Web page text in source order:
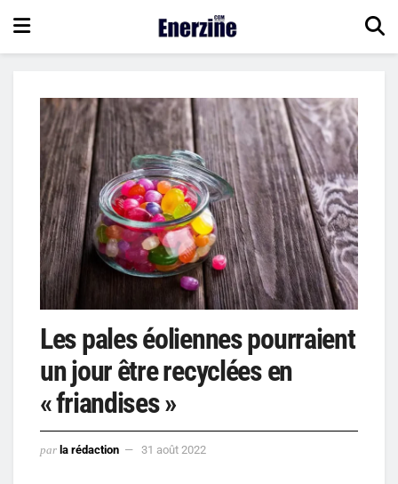
Les pales éoliennes pourraient
un jour être recyclées en
« friandises »
par la rédaction 31 août 2022